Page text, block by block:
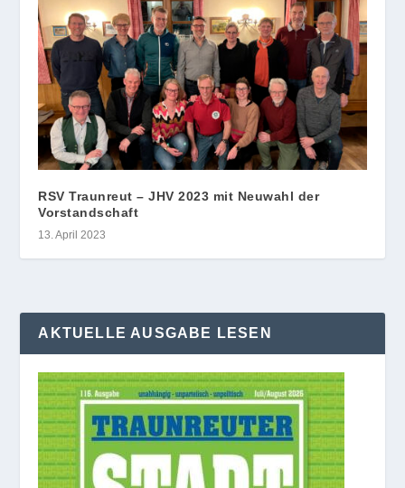
RSV Traunreut – JHV 2023 mit Neuwahl der
Vorstandschaft
13. April 2023
AKTUELLE AUSGABE LESEN